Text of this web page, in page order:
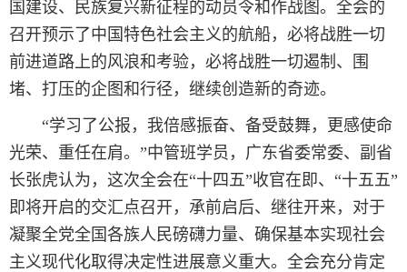
国建设、民族复兴新征程的动员令和作战图。全会的
召开预示了中国特色社会主义的航船，必将战胜一切
前进道路上的风浪和考验，必将战胜一切遏制、围
堵、打压的企图和行径，继续创造新的奇迹。
“学习了公报，我倍感振奋、备受鼓舞，更感使命
光荣、重任在肩。”中管班学员，广东省委常委、副省
长张虎认为，这次全会在“十四五”收官在即、“十五五”
即将开启的交汇点召开，承前启后、继往开来，对于
凝聚全党全国各族人民磅礴力量、确保基本实现社会
主义现代化取得决定性进展意义重大。全会充分肯定